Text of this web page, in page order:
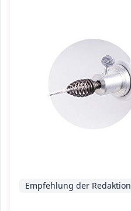
Empfehlung der Redaktion